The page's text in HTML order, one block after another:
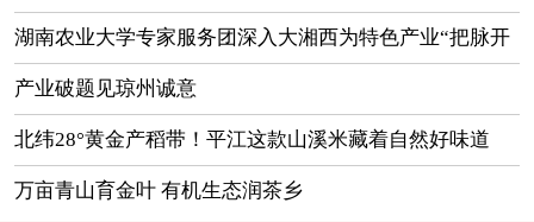
助力中医药传承创新发展
湖南农业大学专家服务团深入大湘西为特色产业“把脉开
方”
产业破题见琼州诚意
北纬28°黄金产稻带！平江这款山溪米藏着自然好味道
万亩青山育金叶 有机生态润茶乡